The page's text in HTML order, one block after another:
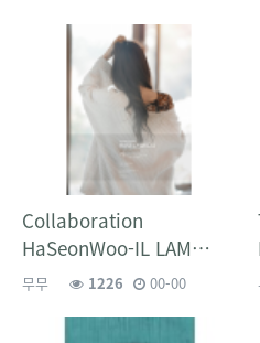
Collaboration
HaSeonWoo-IL LAM…
무무 1226 00-00